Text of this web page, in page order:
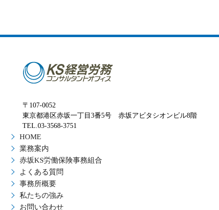
〒107-0052
東京都港区赤坂一丁目3番5号 赤坂アビタシオンビル8階
TEL.03-3568-3751
HOME
業務案内
赤坂KS労働保険事務組合
よくある質問
事務所概要
私たちの強み
お問い合わせ